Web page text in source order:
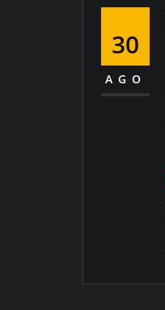
30
AGO